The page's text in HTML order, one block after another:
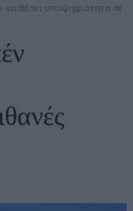
να θέσει υποψηφιότητα σε